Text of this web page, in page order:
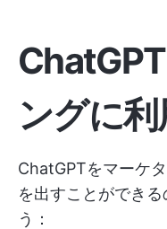
ングに
ChatGPTをマーケ
を出すことができ
う：